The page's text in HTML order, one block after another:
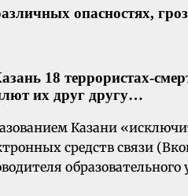
опасностях,
18 террористах-
их друг другу…
Казани
средств связи